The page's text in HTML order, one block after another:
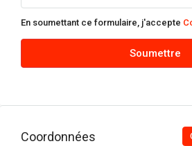
En soumettant ce formulaire, j'accepte
Soumettre
Coordonnées